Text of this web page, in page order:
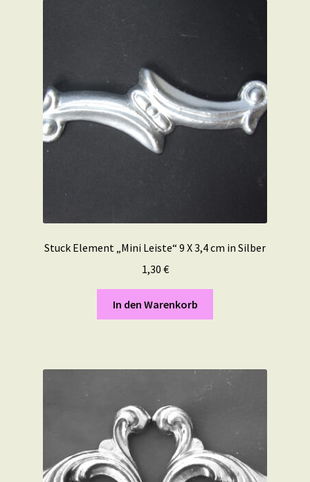
Stuck Element „Mini Leiste“ 9 X 3,4 cm in Silber
1,30 €
In den Warenkorb